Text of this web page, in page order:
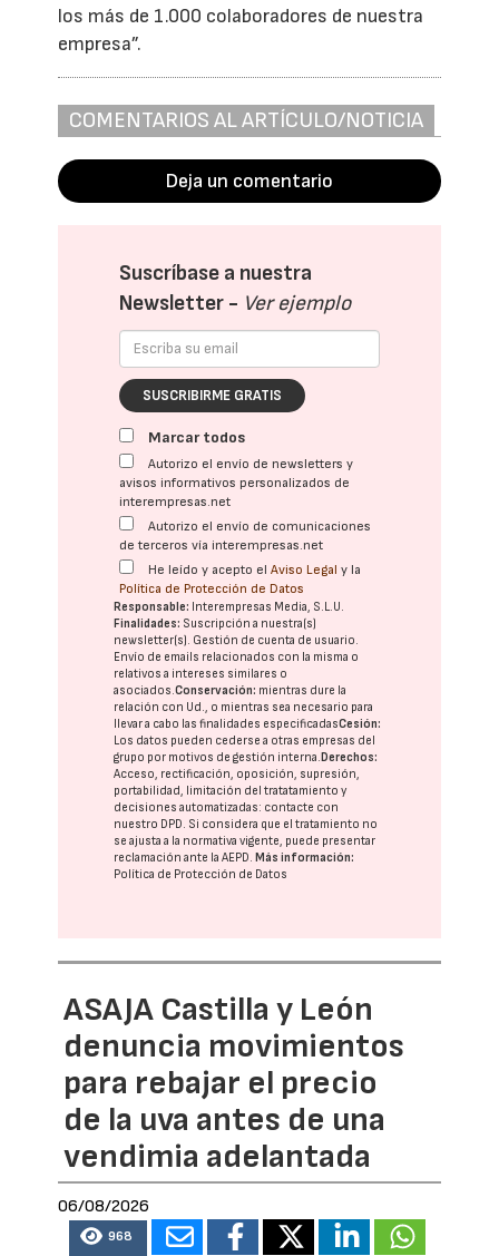
los más de 1.000 colaboradores de nuestra
empresa”.
COMENTARIOS AL ARTÍCULO/NOTICIA
Deja un comentario
Suscríbase a nuestra
Newsletter - Ver ejemplo
SUSCRIBIRME GRATIS
Marcar todos
Autorizo el envío de newsletters y
avisos informativos personalizados de
interempresas.net
Autorizo el envío de comunicaciones
de terceros vía interempresas.net
He leído y acepto elAviso Legal y la
Política de Protección de Datos
Responsable: Interempresas Media, S.L.U.
Finalidades: Suscripción a nuestra(s)
newsletter(s). Gestión de cuenta de usuario.
Envío de emails relacionados con la misma o
relativos a intereses similares o
asociados.Conservación: mientras dure la
relación con Ud., o mientras sea necesario para
llevar a cabo las finalidades especificadasCesión:
Los datos pueden cederse a otras empresas del
grupo por motivos de gestión interna.Derechos:
Acceso, rectificación, oposición, supresión,
portabilidad, limitación del tratatamiento y
decisiones automatizadas: contacte con
nuestro DPD. Si considera que el tratamiento no
se ajusta a la normativa vigente, puede presentar
reclamación ante laAEPD.Más información:
Política de Protección de Datos
ASAJA Castilla y León
denuncia movimientos
para rebajar el precio
de la uva antes de una
vendimia adelantada
06/08/2026
968